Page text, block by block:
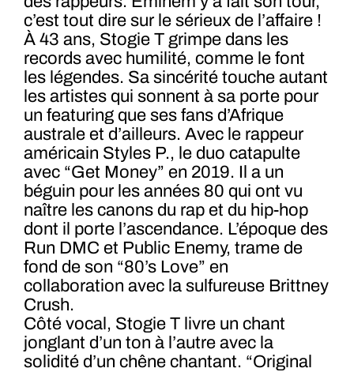
c’est tout dire sur le sérieux de l’affaire !
À 43 ans, Stogie T grimpe dans les
records avec humilité, comme le font
les légendes. Sa sincérité touche autant
les artistes qui sonnent à sa porte pour
un featuring que ses fans d’Afrique
australe et d’ailleurs. Avec le rappeur
américain Styles P., le duo catapulte
avec “Get Money” en 2019. Il a un
béguin pour les années 80 qui ont vu
naître les canons du rap et du hip-hop
dont il porte l’ascendance. L’époque des
Run DMC et Public Enemy, trame de
fond de son “80’s Love” en
collaboration avec la sulfureuse Brittney
Crush.
Côté vocal, Stogie T livre un chant
jonglant d’un ton à l’autre avec la
solidité d’un chêne chantant. “Original